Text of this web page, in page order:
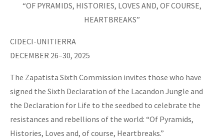
“OF PYRAMIDS, HISTORIES, LOVES AND, OF COURSE,
HEARTBREAKS”
CIDECI-UNITIERRA
DECEMBER 26–30, 2025
The Zapatista Sixth Commission invites those who have
signed the Sixth Declaration of the Lacandon Jungle and
the Declaration for Life to the seedbed to celebrate the
resistances and rebellions of the world: “Of Pyramids,
Histories, Loves and, of course, Heartbreaks.”